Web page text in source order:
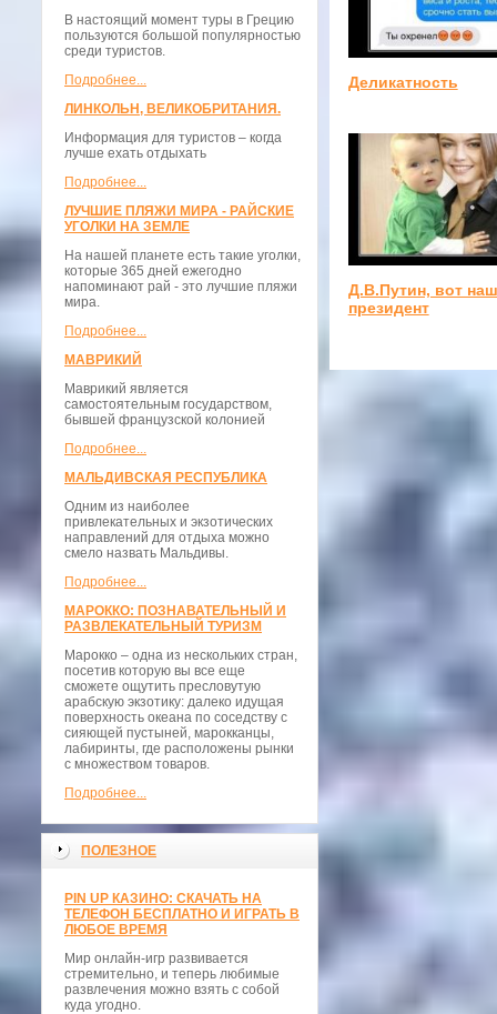
В настоящий момент туры в Грецию
пользуются большой популярностью
среди туристов.
Подробнее...
ЛИНКОЛЬН, ВЕЛИКОБРИТАНИЯ.
Информация для туристов – когда
лучше ехать отдыхать
Подробнее...
ЛУЧШИЕ ПЛЯЖИ МИРА - РАЙСКИЕ
УГОЛКИ НА ЗЕМЛЕ
На нашей планете есть такие уголки,
которые 365 дней ежегодно
напоминают рай - это лучшие пляжи
мира.
Подробнее...
МАВРИКИЙ
Маврикий является
самостоятельным государством,
бывшей французской колонией
Подробнее...
МАЛЬДИВСКАЯ РЕСПУБЛИКА
Одним из наиболее
привлекательных и экзотических
направлений для отдыха можно
смело назвать Мальдивы.
Подробнее...
МАРОККО: ПОЗНАВАТЕЛЬНЫЙ И
РАЗВЛЕКАТЕЛЬНЫЙ ТУРИЗМ
Марокко – одна из нескольких стран,
посетив которую вы все еще
сможете ощутить пресловутую
арабскую экзотику: далеко идущая
поверхность океана по соседству с
сияющей пустыней, марокканцы,
лабиринты, где расположены рынки
с множеством товаров.
Подробнее...
ПОЛЕЗНОЕ
PIN UP КАЗИНО: СКАЧАТЬ НА
ТЕЛЕФОН БЕСПЛАТНО И ИГРАТЬ В
ЛЮБОЕ ВРЕМЯ
Мир онлайн-игр развивается
стремительно, и теперь любимые
развлечения можно взять с собой
куда угодно.
Деликатность
Д.В.Путин, вот наш
президент